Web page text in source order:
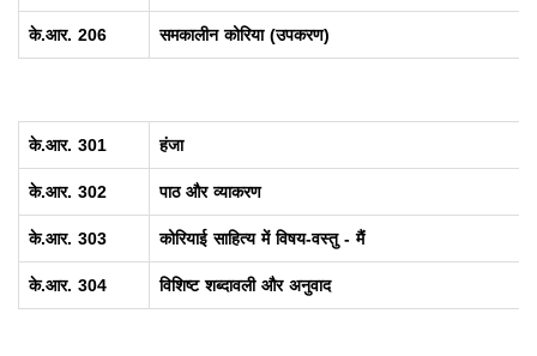
के.आर. 206 समकालीन कोरिया (उपकरण)
के.आर. 301 हंजा
के.आर. 302 पाठ और व्याकरण
के.आर. 303 कोरियाई साहित्य में विषय-वस्तु - मैं
के.आर. 304 विशिष्ट शब्दावली और अनुवाद